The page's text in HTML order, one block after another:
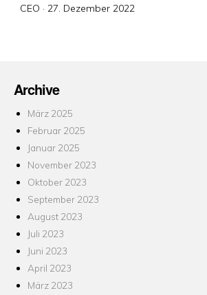
CEO · Veröffentlicht
27. Dezember 2022
Archive
März 2025
Februar 2025
Januar 2025
November 2023
Oktober 2023
September 2023
August 2023
Juli 2023
Juni 2023
April 2023
März 2023